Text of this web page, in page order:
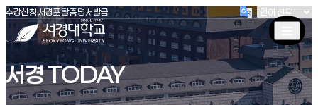
서경대학교
수강신청(새창 열림)
서경포탈(새창 열림)
증명서발급(새창 열림)
서경 TODAY